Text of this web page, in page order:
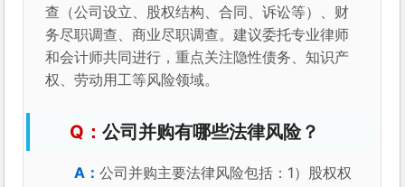
查（公司设立、股权结构、合同、诉讼等）、财
务尽职调查、商业尽职调查。建议委托专业律师
和会计师共同进行，重点关注隐性债务、知识产
权、劳动用工等风险领域。
公司并购有哪些法律风险？
公司并购主要法律风险包括：1）股权权